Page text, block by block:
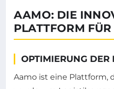
AAMO: DIE
PLATTFORM
OPTIMIERUNG DER
Aamo ist eine Plattform,